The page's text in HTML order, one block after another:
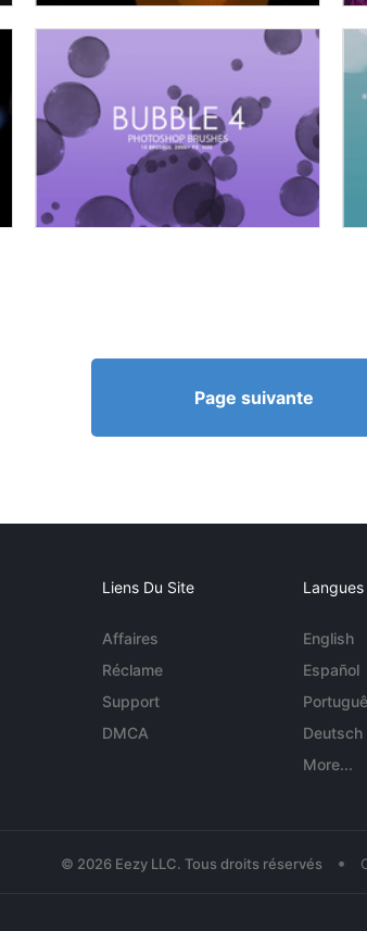
Page suivante
Liens Du Site
Affaires
Réclame
Support
DMCA
Langues
English
Español
Deutsch
More...
© 2026 Eezy LLC. Tous droits réservés •